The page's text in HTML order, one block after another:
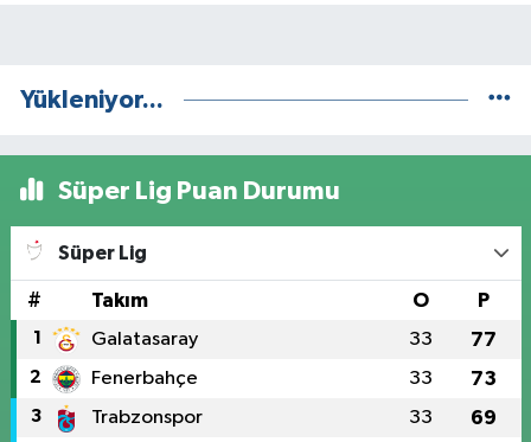
Yükleniyor...
Süper Lig Puan Durumu
Süper Lig
# Takım O P
1 Galatasaray 33 77
2 Fenerbahçe 33 73
3 Trabzonspor 33 69